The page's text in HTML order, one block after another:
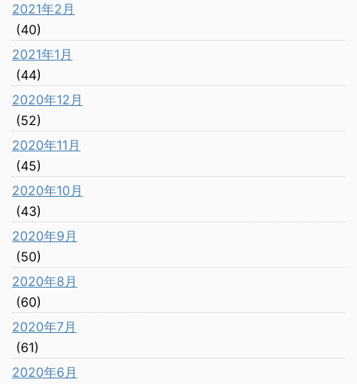
2021年2月
(40)
2021年1月
(44)
2020年12月
(52)
2020年11月
(45)
2020年10月
(43)
2020年9月
(50)
2020年8月
(60)
2020年7月
(61)
2020年6月